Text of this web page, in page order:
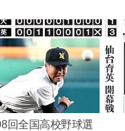
回全国高校野球選